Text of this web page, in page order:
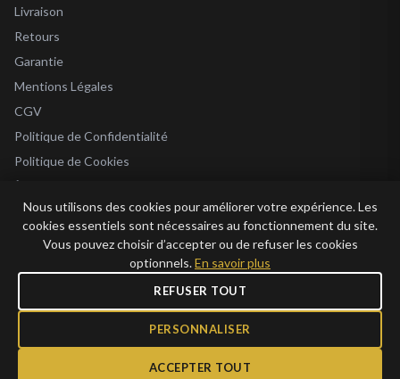
Livraison
Retours
Garantie
Mentions Légales
CGV
Politique de Confidentialité
Politique de Cookies
À Propos
Blog
Bijoux en Vogue SAS · SIRET 915 286 975 00015 · RCS Antibes · TVA FR69 915
Nous utilisons des cookies pour améliorer votre expérience. Les
cookies essentiels sont nécessaires au fonctionnement du site.
Vous pouvez choisir d’accepter ou de refuser les cookies
optionnels.En savoir plus
REFUSER TOUT
PERSONNALISER
ACCEPTER TOUT